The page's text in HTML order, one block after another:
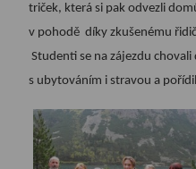
triček, která si pak odvezli
v pohodě díky zkušenému
Studenti se na zájezdu
s ubytováním i stravou a